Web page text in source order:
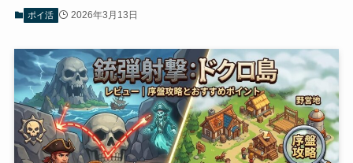
ポイ活 2026年3月13日